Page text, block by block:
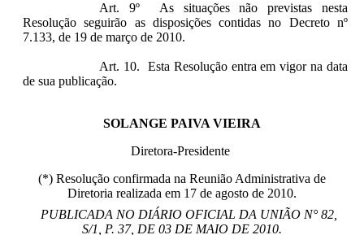
Art. 9º As situações não previstas nesta
Resolução seguirão as disposições contidas no Decreto nº
7.133, de 19 de março de 2010.
Art. 10. Esta Resolução entra em vigor na data
de sua publicação.
SOLANGE PAIVA VIEIRA
Diretora-Presidente
(*) Resolução confirmada na Reunião Administrativa de
Diretoria realizada em 17 de agosto de 2010.
PUBLICADA NO DIÁRIO OFICIAL DA UNIÃO N° 82,
S/1, P. 37, DE 03 DE MAIO DE 2010.